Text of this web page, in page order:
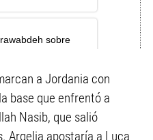
a Jordania con
base que enfrentó a
Nasib, que salió
Argelia apostaría a Luca